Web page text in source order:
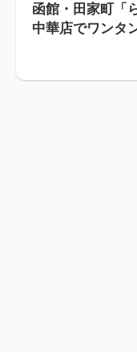
函館・田家町「
中華店でワンタ